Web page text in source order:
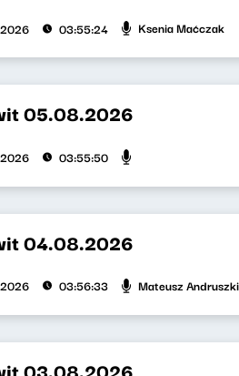
03:55:24 Ksenia Maćczak
05.08.2026
03:55:50
04.08.2026
03:56:33 Mateusz